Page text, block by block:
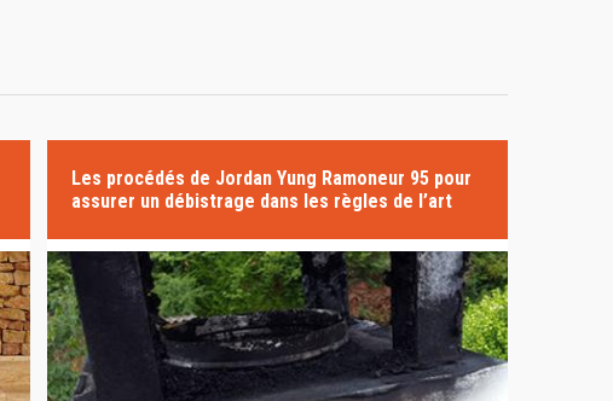
Les procédés de Jordan Yung Ramoneur 95 pour
assurer un débistrage dans les règles de l’art